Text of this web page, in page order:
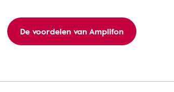
De voordelen van Amplifon